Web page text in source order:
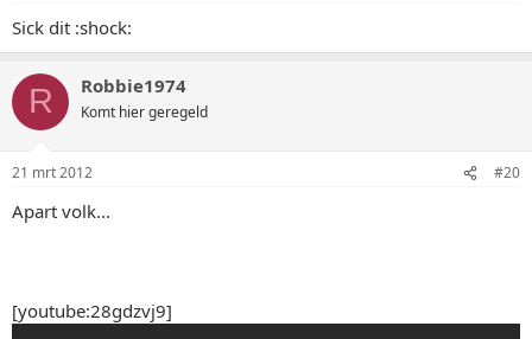
Sick dit :shock:
R Robbie1974
Komt hier geregeld
21 mrt 2012 #20
Apart volk...
[youtube:28gdzvj9]